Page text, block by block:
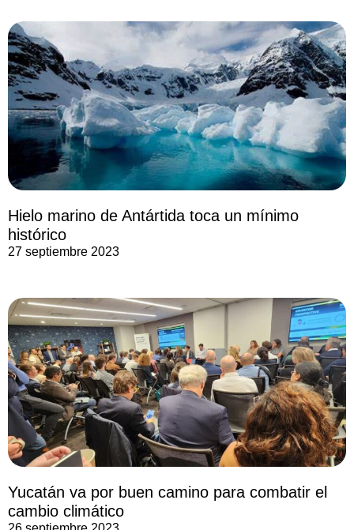
Hielo marino de Antártida toca un mínimo
histórico
27 septiembre 2023
Yucatán va por buen camino para combatir el
cambio climático